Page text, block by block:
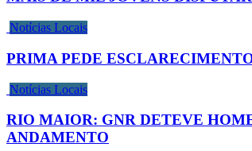
Notícias Locais
PRIMA PEDE
Notícias Locais
RIO MAIOR: GNR DETEVE
ANDAMENTO